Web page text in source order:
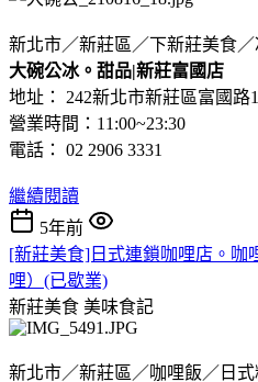
新北市／新莊區／下新莊美食
大碗公冰。甜品|新莊富國店
地址： 242新北市新莊區富國路
營業時間：11:00~23:30
電話： 02 2906 3331
繼續閱讀
5年前
[新莊美食]日式連鎖咖哩店。咖
哩）(已歇業)
新莊美食 美味食記
新北市／新莊區／咖哩飯／日